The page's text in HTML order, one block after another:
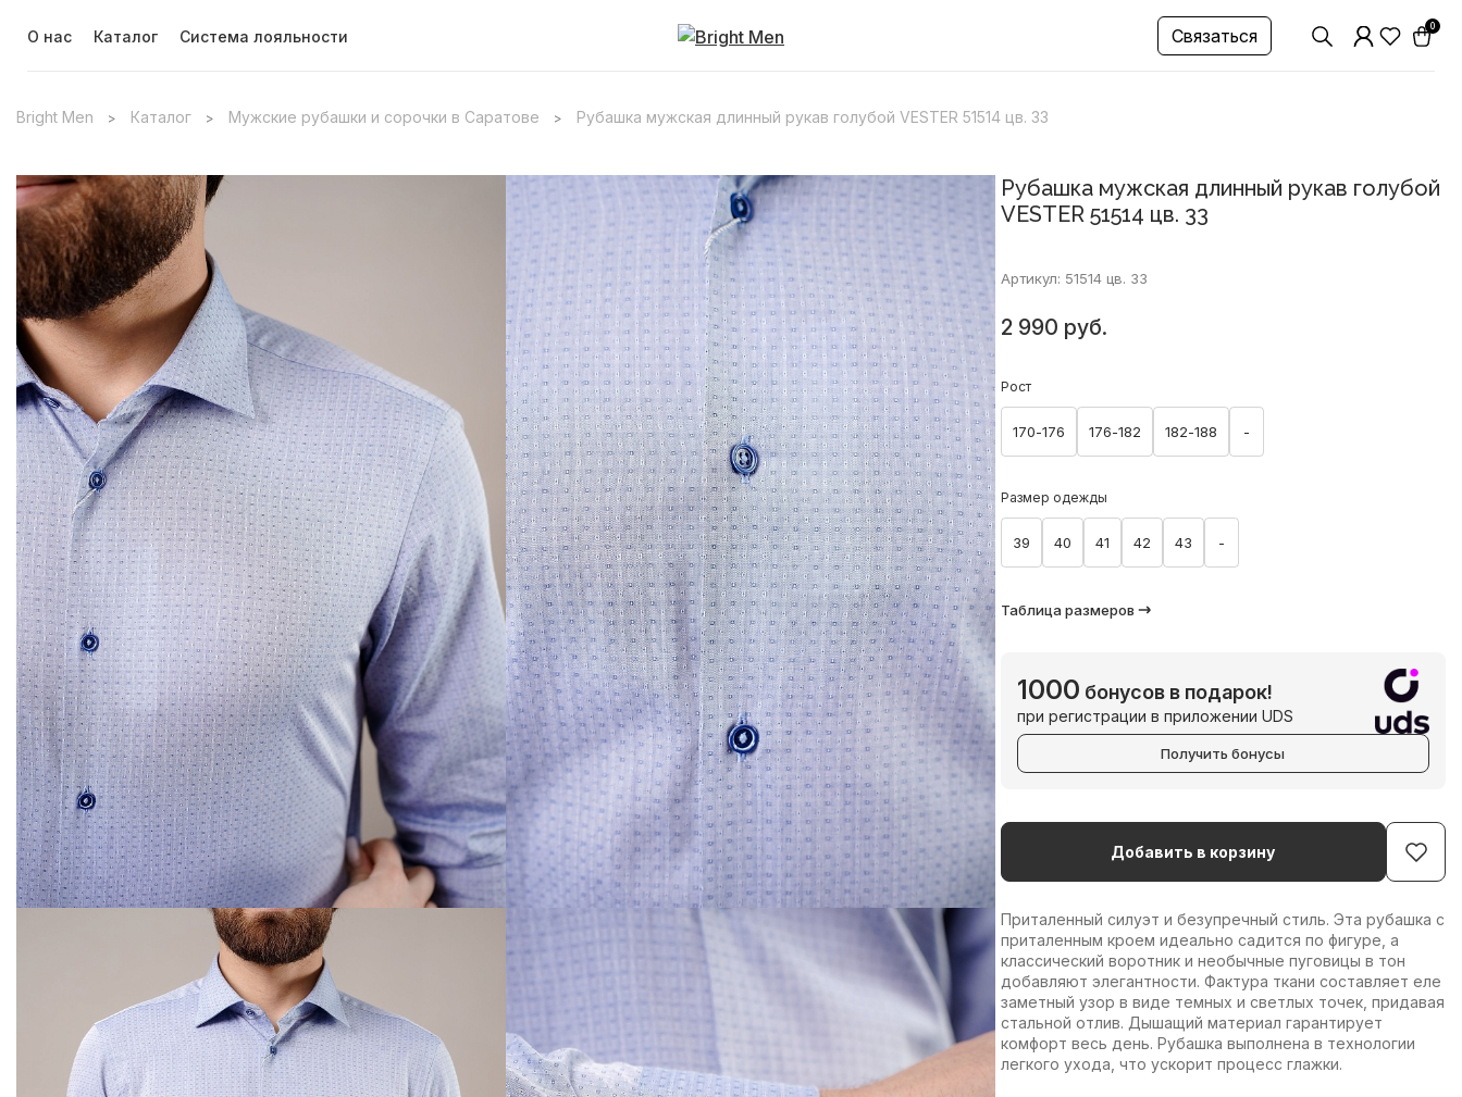
О нас Каталог Система лояльности Связаться 0
Bright Men > Каталог > Мужские рубашки и сорочки в Саратове > Рубашка мужская длинный рукав голубой VESTER 51514 цв. 33
Рубашка мужская длинный рукав голубой
VESTER 51514 цв. 33
Артикул: 51514 цв. 33
2 990 руб.
Рост
170-176 176-182 182-188 -
Размер одежды
39 40 41 42 43 -
Таблица размеров
1000 бонусов в подарок!
при регистрации в приложении UDS
Получить бонусы
Добавить в корзину
Приталенный силуэт и безупречный стиль. Эта рубашка с
приталенным кроем идеально садится по фигуре, а
классический воротник и необычные пуговицы в тон
добавляют элегантности. Фактура ткани составляет еле
заметный узор в виде темных и светлых точек, придавая
стальной отлив. Дышащий материал гарантирует
комфорт весь день. Рубашка выполнена в технологии
легкого ухода, что ускорит процесс глажки.